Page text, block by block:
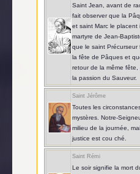
Saint Jean, avant de
fait observer que la
et saint Marc le placent
martyre de Jean-
que le saint
la fête de Pâques et
retour de la même fête,
la passion du Sauveur.
Saint Jérôme
Toutes les
mystères. Notre-
milieu de la journée,
justice est cou ché.
Saint Rémi
Le soir signifie la mort